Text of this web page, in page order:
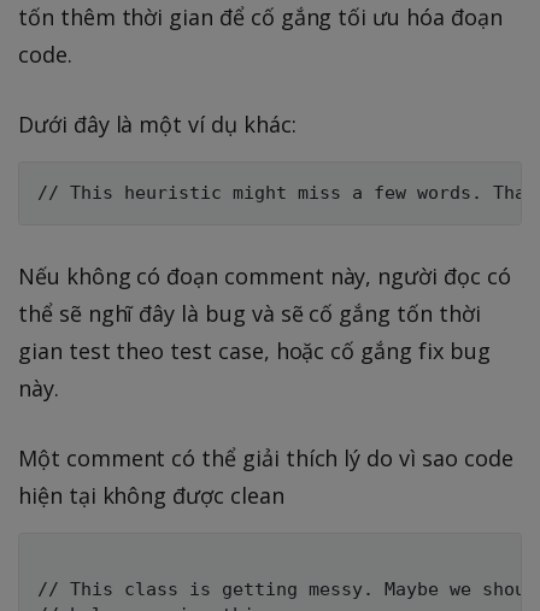
tốn thêm thời gian để cố gắng tối ưu hóa đoạn
code.
Dưới đây là một ví dụ khác:
Nếu không có đoạn comment này, người đọc có
thể sẽ nghĩ đây là bug và sẽ cố gắng tốn thời
gian test theo test case, hoặc cố gắng fix bug
này.
Một comment có thể giải thích lý do vì sao code
hiện tại không được clean
// This class is getting messy. Maybe we